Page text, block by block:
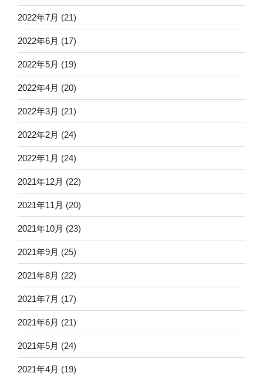
2022年7月 (21)
2022年6月 (17)
2022年5月 (19)
2022年4月 (20)
2022年3月 (21)
2022年2月 (24)
2022年1月 (24)
2021年12月 (22)
2021年11月 (20)
2021年10月 (23)
2021年9月 (25)
2021年8月 (22)
2021年7月 (17)
2021年6月 (21)
2021年5月 (24)
2021年4月 (19)